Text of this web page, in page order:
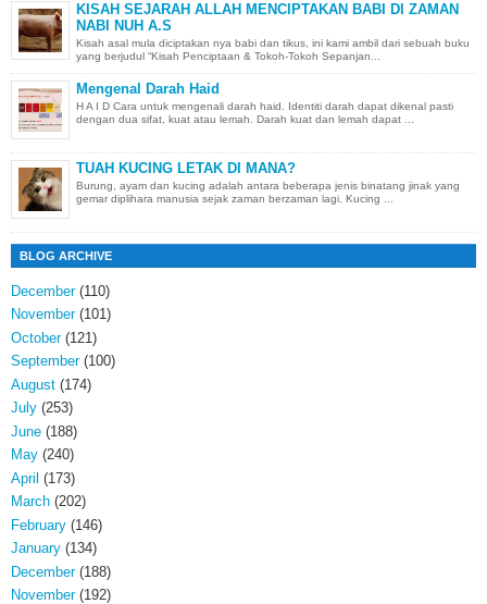
KISAH SEJARAH ALLAH MENCIPTAKAN BABI DI ZAMAN
NABI NUH A.S
Kisah asal mula diciptakan nya babi dan tikus, ini kami ambil dari sebuah buku
yang berjudul “Kisah Penciptaan & Tokoh-Tokoh Sepanjan...
Mengenal Darah Haid
H A I D Cara untuk mengenali darah haid. Identiti darah dapat dikenal pasti
dengan dua sifat, kuat atau lemah. Darah kuat dan lemah dapat ...
TUAH KUCING LETAK DI MANA?
Burung, ayam dan kucing adalah antara beberapa jenis binatang jinak yang
gemar diplihara manusia sejak zaman berzaman lagi. Kucing ...
BLOG ARCHIVE
December(110)
November(101)
October(121)
September(100)
August (174)
July (253)
June (188)
May (240)
April (173)
March (202)
February (146)
January (134)
December(188)
November(192)